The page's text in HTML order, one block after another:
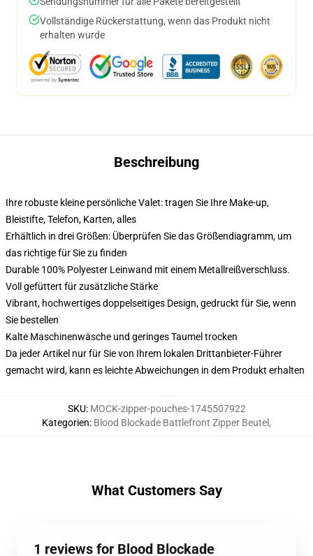
Vollständige Rückerstattung, wenn das Produkt nicht
erhalten wurde
Beschreibung
Ihre robuste kleine persönliche Valet: tragen Sie Ihre Make-up,
Bleistifte, Telefon, Karten, alles
Erhältlich in drei Größen: Überprüfen Sie das Größendiagramm, um
das richtige für Sie zu finden
Durable 100% Polyester Leinwand mit einem Metallreißverschluss.
Voll gefüttert für zusätzliche Stärke
Vibrant, hochwertiges doppelseitiges Design, gedruckt für Sie, wenn
Sie bestellen
Kalte Maschinenwäsche und geringes Taumel trocken
Da jeder Artikel nur für Sie von Ihrem lokalen Drittanbieter-Führer
gemacht wird, kann es leichte Abweichungen in dem Produkt erhalten
SKU: MOCK-zipper-pouches-1745507922
Kategorien: Blood Blockade Battlefront Zipper Beutel ,
What Customers Say
1 reviews for Blood Blockade